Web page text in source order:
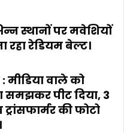
स्थानों पर मवेशियों
रहा रेडियम बेल्ट।
मीडिया वाले को
समझकर पीट दिया, 3
की फोटो